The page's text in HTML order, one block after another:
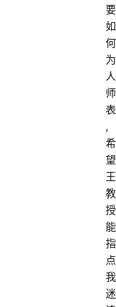
要
如
何
为
人
师
表
,
希
望
王
教
授
能
指
点
我
迷